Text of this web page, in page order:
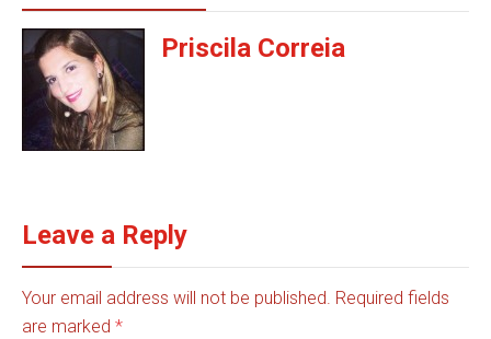
Priscila Correia
Leave a Reply
Your email address will not be published. Required fields
are marked *